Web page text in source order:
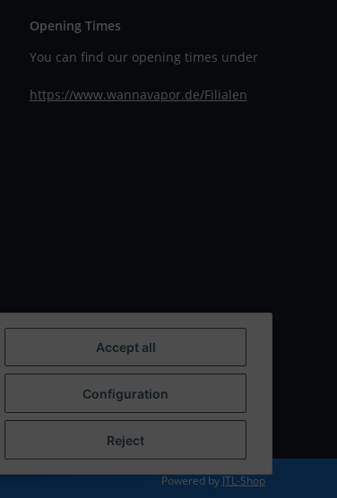
Opening Times
You can find our opening times under
https://www.wannavapor.de/Filialen
Powered by JTL-Shop
Accept all
Configuration
Reject